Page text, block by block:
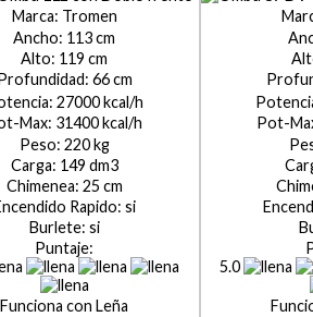
Tromen
113
119
66
27000
31400
220
149
25
si
si
Leña
5.0